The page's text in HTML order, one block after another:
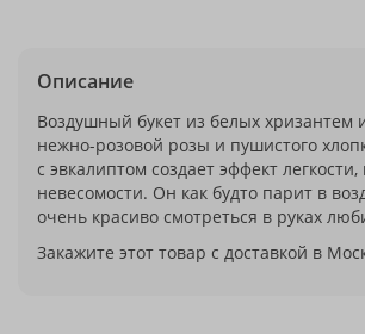
Описание
Воздушный букет из белых хризантем
нежно-розовой розы и пушистого
с эвкалиптом создает эффект легкости,
невесомости. Он как будто парит в
очень красиво смотреться в руках
Закажите этот товар с доставкой в